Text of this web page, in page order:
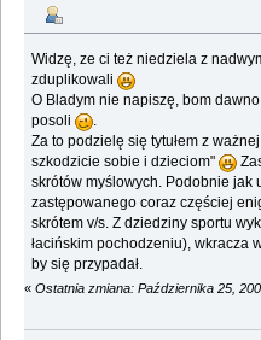
Widzę, ze ci też niedziela z
zduplikowali
O Bladym nie napiszę, bom
posoli
Za to podzielę się tytułem z
szkodzicie sobie i dzieciom"
skrótów myślowych. Podobnie jak
zastępowanego coraz częściej
skrótem v/s. Z dziedziny sportu
łacińskim pochodzeniu), wkracza
by się przypadał.
« Ostatnia zmiana: Października 25,